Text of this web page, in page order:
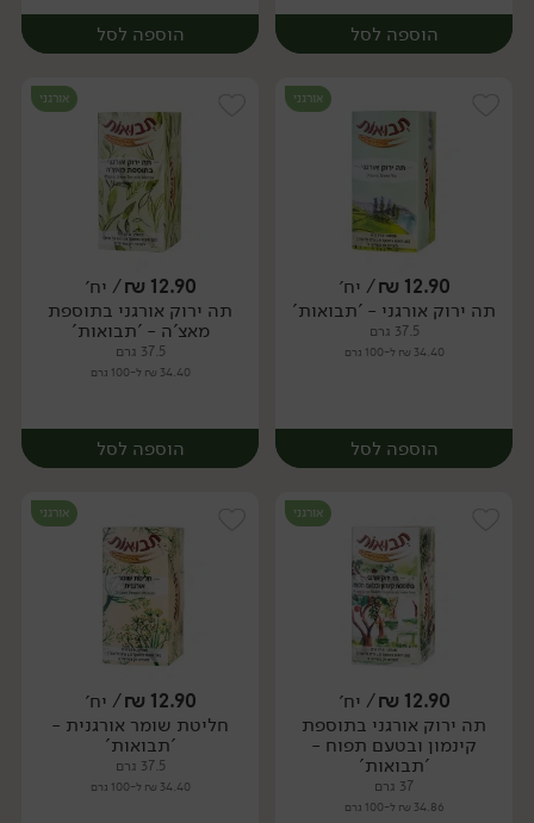
הוספה לסל
יח׳
הוספה לסל
יח׳
אורגני
12.90
₪/ יח׳
תה ירוק אורגני - 'תבואות'
37.5 גרם
34.40 ₪ ל-100 גרם
הוספה לסל
יח׳
אורגני
12.90
₪/ יח׳
תה ירוק אורגני בתוספת
מאצ'ה - 'תבואות'
37.5 גרם
34.40 ₪ ל-100 גרם
הוספה לסל
יח׳
אורגני
12.90
₪/ יח׳
תה ירוק אורגני בתוספת
קינמון ובטעם תפוח -
'תבואות'
37 גרם
34.86 ₪ ל-100 גרם
אורגני
12.90
₪/ יח׳
חליטת שומר אורגנית -
'תבואות'
37.5 גרם
34.40 ₪ ל-100 גרם